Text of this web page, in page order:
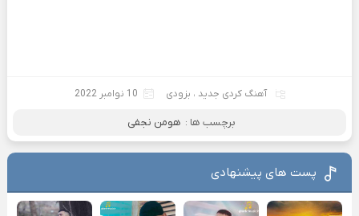
آهنگ کردی جدید ، بزودی 10 نوامبر 2022
برچسب ها : هومن نجفی
پست های پیشنهادی